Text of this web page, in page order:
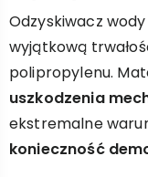
Odzyskiwacz
wyjątkową
polipropylenu.
uszkodzenia
ekstremalne
konieczność